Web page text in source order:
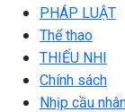
PHÁP LUẬT
Thể thao
THIẾU NHI
Chính sách
Nhịp cầu